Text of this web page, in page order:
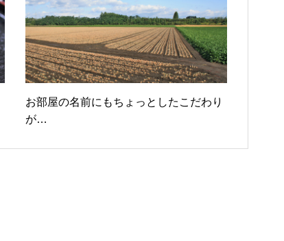
お部屋の名前にもちょっとしたこだわり
が…